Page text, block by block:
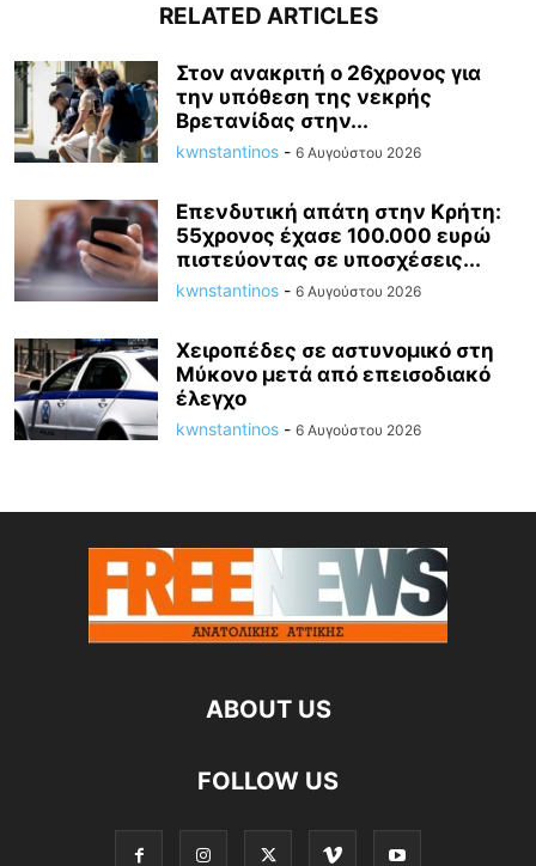
RELATED ARTICLES
Στον ανακριτή ο 26χρονος για
την υπόθεση της νεκρής
Βρετανίδας στην...
kwnstantinos - 6 Αυγούστου 2026
Επενδυτική απάτη στην Κρήτη:
55χρονος έχασε 100.000 ευρώ
πιστεύοντας σε υποσχέσεις...
kwnstantinos - 6 Αυγούστου 2026
Χειροπέδες σε αστυνομικό στη
Μύκονο μετά από επεισοδιακό
έλεγχο
kwnstantinos - 6 Αυγούστου 2026
ABOUT US
FOLLOW US